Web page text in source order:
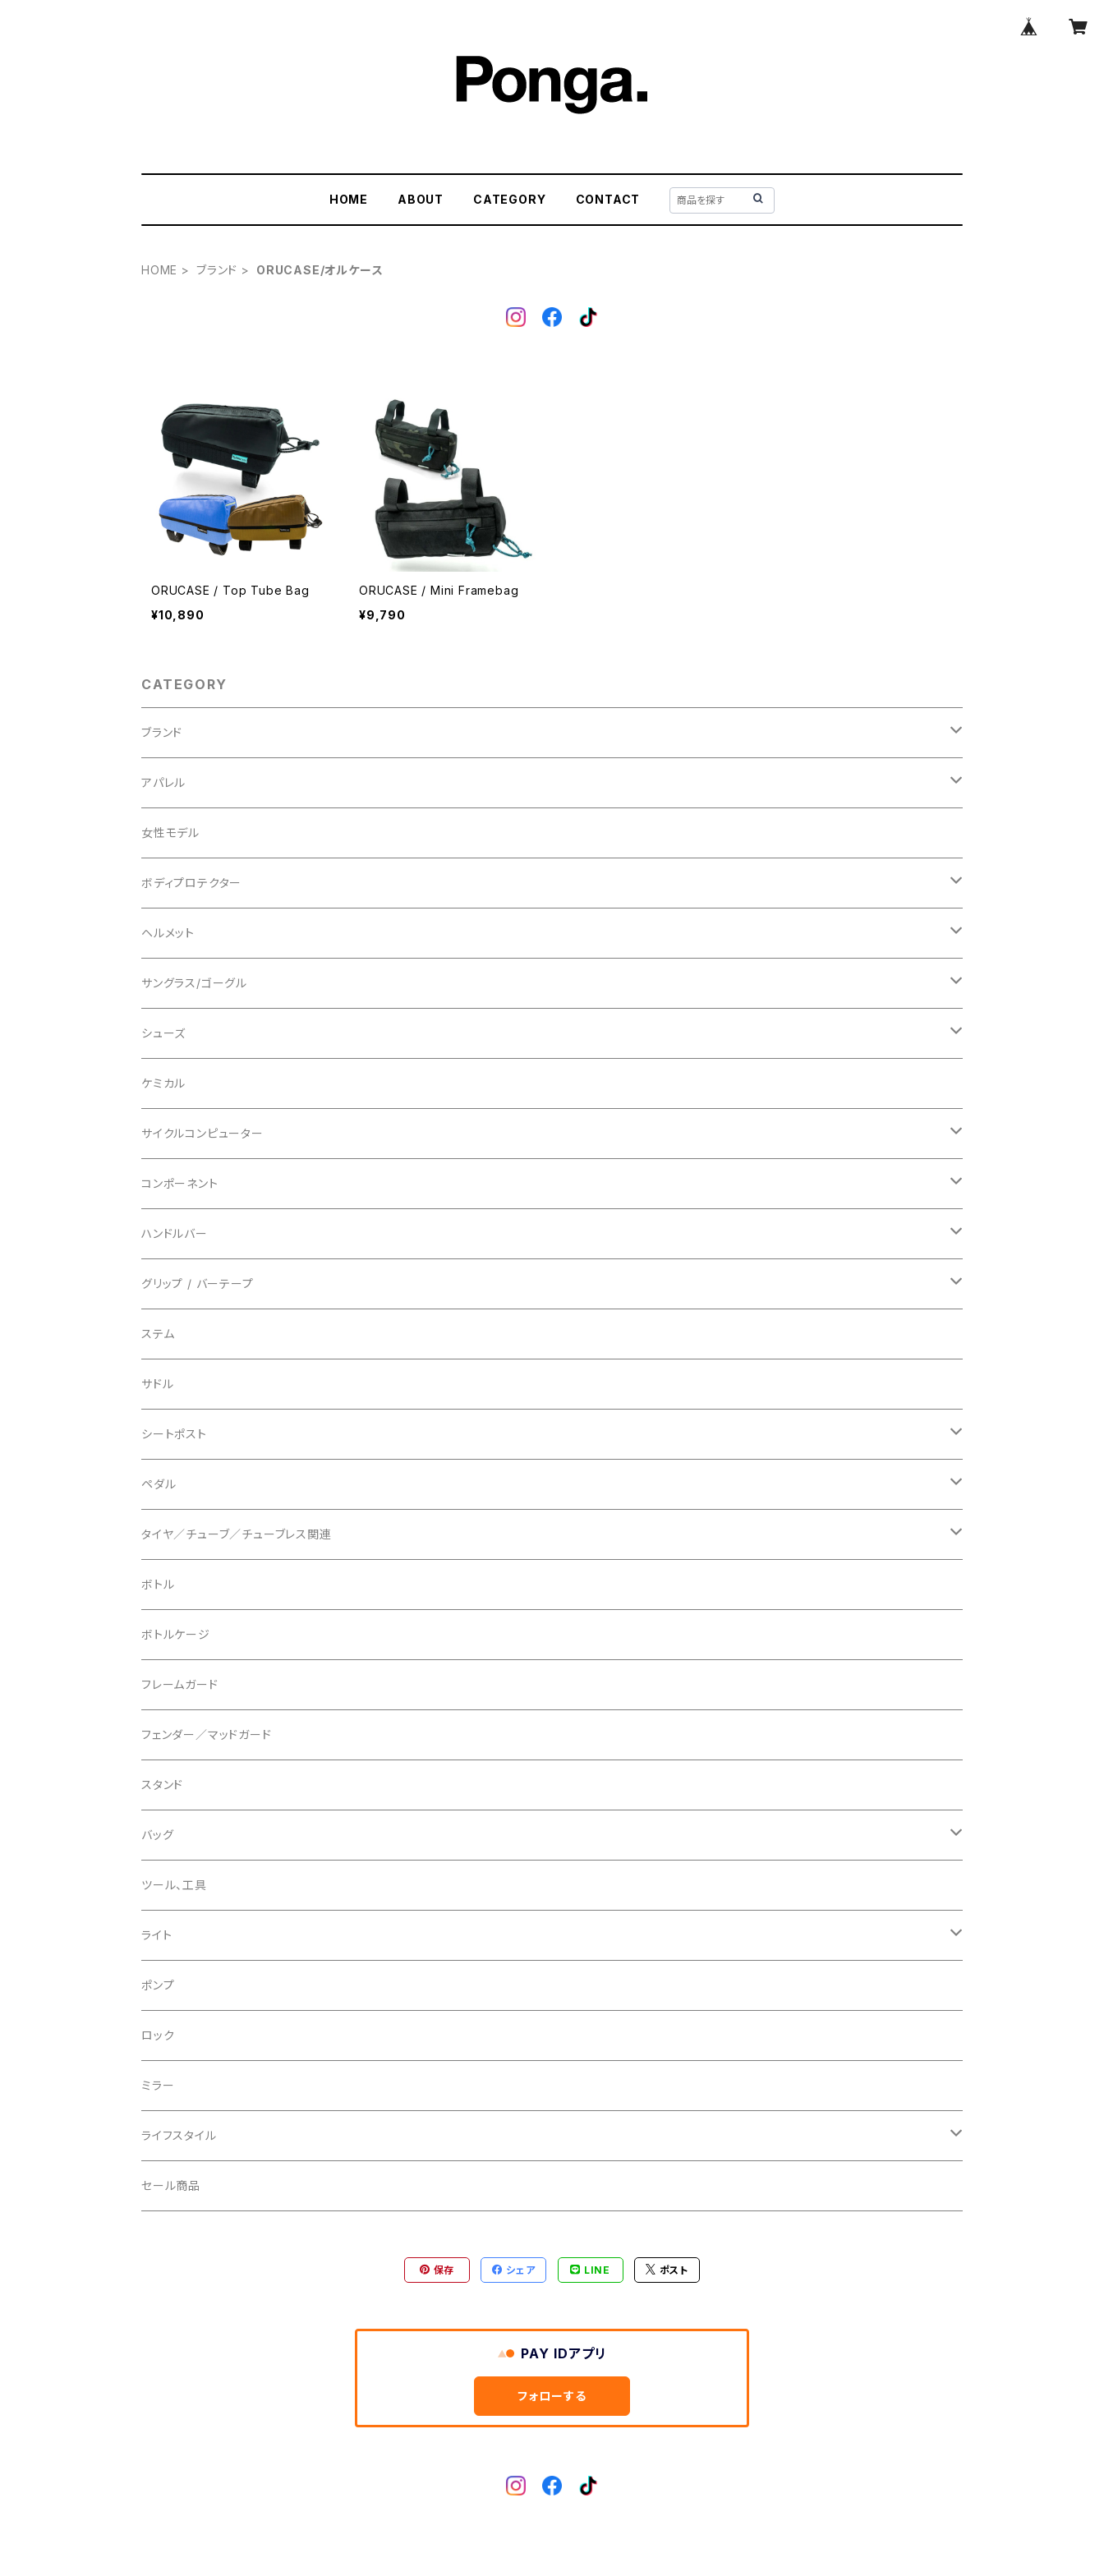
HOME ABOUT CATEGORY CONTACT
HOME ブランド ORUCASE/オルケース
ORUCASE / Top Tube Bag
¥10,890
ORUCASE / Mini Framebag
¥9,790
CATEGORY
ブランド
ABUS/アブス
ADEPT/アデプト
AENOMALY/アエノマリー
ALL MOUNTAIN STYLE
AVID/アヴィド
BAR MITTS/バーミッツ
BAZOOKA/バズーカ
BBB/ビービービー
BELL/ベル
BIKEHAND/バイクハンド
BIO RACER/ビオレーサー
BIKEYOKE/バイクヨーク
BLACKBURN/ブラックバーン
BLB/ビーエルビー
BLUEGRASS/ブルーグラス
BONTRAGER/ボントレガー
BURGTEC/バーグテック
BUSCH＋MULLER/ブッシュ＆ミュラー
CAMELBAK/キャメルバッグ
CERAMIC SPEED/セラミックスピード
CHRIS KING/クリスキング
CHROMAG/クロマグ
CHROME/クローム
CONTINENTAL/コンチネンタル
CRANE/クレーン
CRANKBROTHERS/クランクブラザーズ
CROSS SECTION/クロスセクション
CLIK/クリック
CUSH CORE/クッシュコア
アパレル
Tシャツ
ジャージ
ロングスリーブ
ショートスリーブ
ジャケット
ショーツ
ビブタイプ
パンツ / タイツ
上下セット
グローブ
指切り
フルフィンガー
ソックス
シューズカバー
キャップ
その他
女性モデル
ボディプロテクター
エルボー/肘
ニー/膝
その他
ヘルメット
ロード
マウンテンバイク
フルフェイス
キッズ
サングラス/ゴーグル
アクセサリー
シューズ
ロード
グラベル
マウンテンバイク
フラットペダル用
ビンディングペダル用
インソール
ケミカル
サイクルコンピューター
ヘッドユニット
センサー
アクセサリー
コンポーネント
カセットスプロケット
シフターマウント
ステムスペーサー
ケーブル類
チェーンガイド／キャッチャー
チェーンリング
ディスクブレーキ
ブレーキローター
ブレーキパッド
ディレーラーハンガー
トップキャップ
ベル
ボトムブラケット
リアディレーラー
チェーン
ハンドルバー
ドロップハンドル
フラット/ライザーバー
グリップ / バーテープ
グリップ
バーテープ
グリップカラー / バーエンドキャップ
ステム
サドル
シートポスト
ドロッパーポスト
シートクランプ
ペダル
ビンディングペダル
フラットペダル
クリート
タイヤ／チューブ／チューブレス関連
700c
29" / 27.5"
〜26"
タイヤインサート
リムテープ
チューブレスバルブ/ バルブキャップ
シーラント
ボトル
ボトルケージ
フレームガード
フェンダー／マッドガード
スタンド
バッグ
サドルバッグ
サコッシュ
バックパック
フレームバッグ
輪行袋
輪行小物
バイクカバー
その他
ツール、工具
ライト
フロントライト
テールライト
ポンプ
ロック
ミラー
ライフスタイル
キャップ
セール商品
保存 シェア LINE ポスト
PAY IDアプリ
フォローする